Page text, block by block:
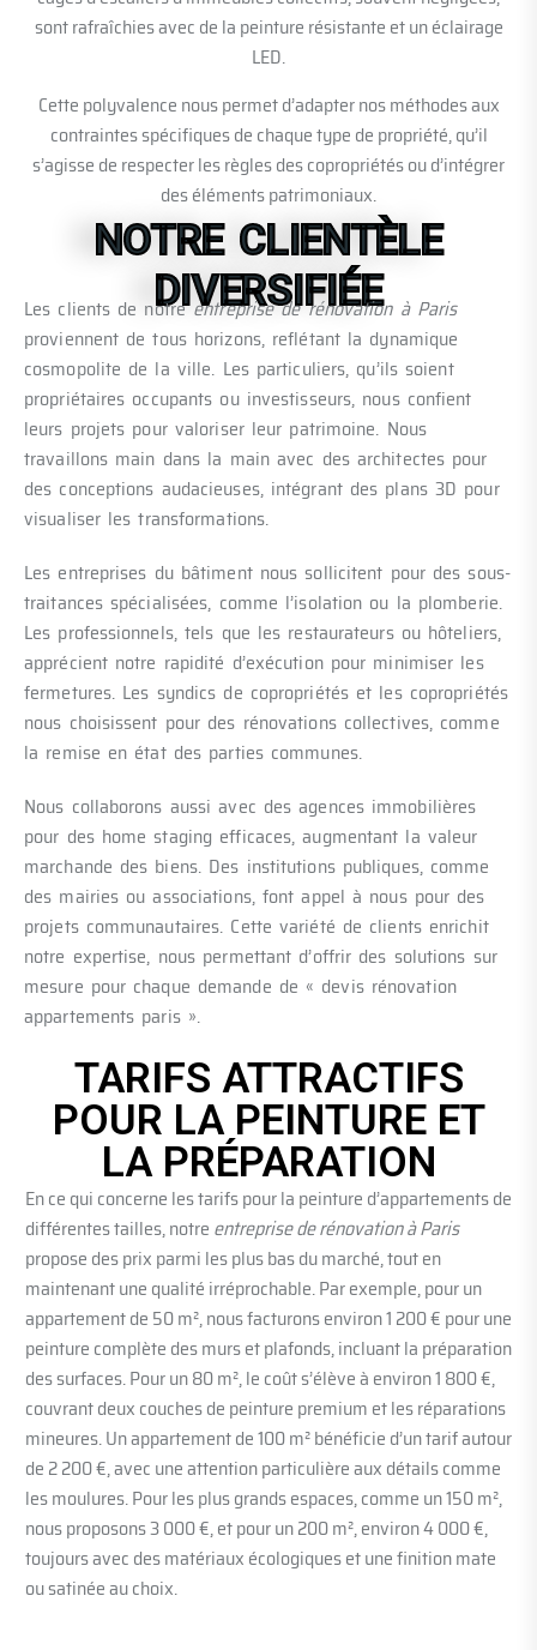
sont rafraîchies avec de la peinture résistante et un éclairage
LED.
Cette polyvalence nous permet d’adapter nos méthodes aux
contraintes spécifiques de chaque type de propriété, qu’il
s’agisse de respecter les règles des copropriétés ou d’intégrer
des éléments patrimoniaux.
NOTRE CLIENTÈLE
DIVERSIFIÉE
Les clients de notreentreprise de rénovation à Paris
proviennent de tous horizons, reflétant la dynamique
cosmopolite de la ville. Les particuliers, qu’ils soient
propriétaires occupants ou investisseurs, nous confient
leurs projets pour valoriser leur patrimoine. Nous
travaillons main dans la main avec des architectes pour
des conceptions audacieuses, intégrant des plans 3D pour
visualiser les transformations.
Les entreprises du bâtiment nous sollicitent pour des sous-
traitances spécialisées, comme l’isolation ou la plomberie.
Les professionnels, tels que les restaurateurs ou hôteliers,
apprécient notre rapidité d’exécution pour minimiser les
fermetures. Les syndics de copropriétés et les copropriétés
nous choisissent pour des rénovations collectives, comme
la remise en état des parties communes.
Nous collaborons aussi avec des agences immobilières
pour des home staging efficaces, augmentant la valeur
marchande des biens. Des institutions publiques, comme
des mairies ou associations, font appel à nous pour des
projets communautaires. Cette variété de clients enrichit
notre expertise, nous permettant d’offrir des solutions sur
mesure pour chaque demande de « devis rénovation
appartements paris ».
TARIFS ATTRACTIFS
POUR LA PEINTURE ET
LA PRÉPARATION
En ce qui concerne les tarifs pour la peinture d’appartements de
différentes tailles, notre entreprise de rénovation à Paris
propose des prix parmi les plus bas du marché, tout en
maintenant une qualité irréprochable. Par exemple, pour un
appartement de 50 m², nous facturons environ 1 200 € pour une
peinture complète des murs et plafonds, incluant la préparation
des surfaces. Pour un 80 m², le coût s’élève à environ 1 800 €,
couvrant deux couches de peinture premium et les réparations
mineures. Un appartement de 100 m² bénéficie d’un tarif autour
de 2 200 €, avec une attention particulière aux détails comme
les moulures. Pour les plus grands espaces, comme un 150 m²,
nous proposons 3 000 €, et pour un 200 m², environ 4 000 €,
toujours avec des matériaux écologiques et une finition mate
ou satinée au choix.